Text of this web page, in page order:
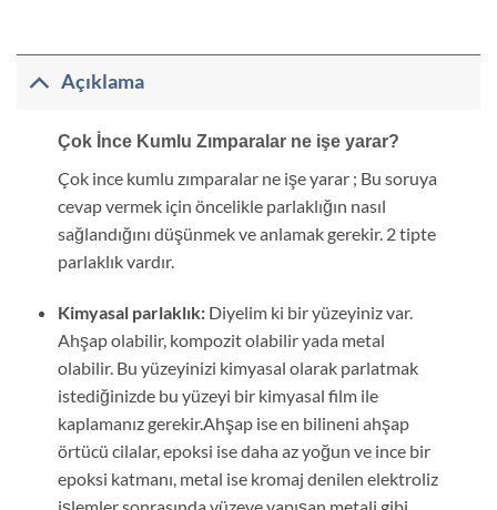
Açıklama
Çok İnce Kumlu Zımparalar ne işe yarar?
Çok ince kumlu zımparalar ne işe yarar ; Bu soruya
cevap vermek için öncelikle parlaklığın nasıl
sağlandığını düşünmek ve anlamak gerekir. 2 tipte
parlaklık vardır.
Kimyasal parlaklık:Diyelim ki bir yüzeyiniz var.
Ahşap olabilir, kompozit olabilir yada metal
olabilir. Bu yüzeyinizi kimyasal olarak parlatmak
istediğinizde bu yüzeyi bir kimyasal film ile
kaplamanız gerekir.Ahşap ise en bilineni ahşap
örtücü cilalar, epoksi ise daha az yoğun ve ince bir
epoksi katmanı, metal ise kromaj denilen elektroliz